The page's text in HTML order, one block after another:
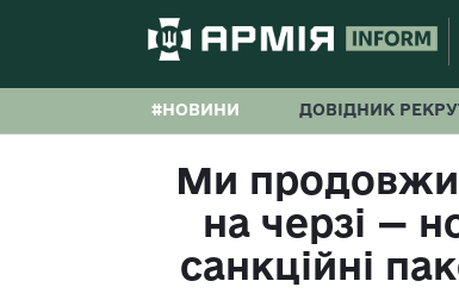
#НОВИНИ ДОВІДНИК
Ми
на черзі —
санкційні